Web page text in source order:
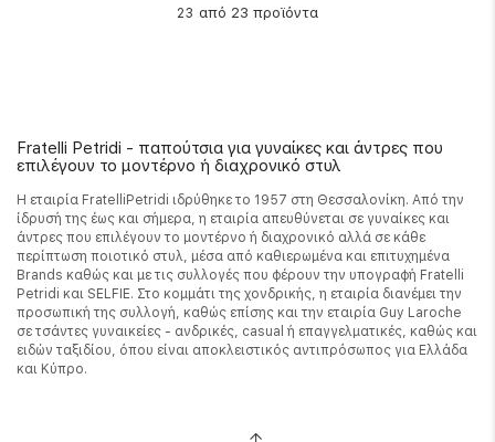
23 από 23 προϊόντα
Fratelli Petridi - παπούτσια για γυναίκες και άντρες που
επιλέγουν το μοντέρνο ή διαχρονικό στυλ
Η εταιρία FratelliPetridi ιδρύθηκε το 1957 στη Θεσσαλονίκη. Από την
ίδρυσή της έως και σήμερα, η εταιρία απευθύνεται σε γυναίκες και
άντρες που επιλέγουν το μοντέρνο ή διαχρονικό αλλά σε κάθε
περίπτωση ποιοτικό στυλ, μέσα από καθιερωμένα και επιτυχημένα
Brands καθώς και με τις συλλογές που φέρουν την υπογραφή Fratelli
Petridi και SELFIE. Στο κομμάτι της χονδρικής, η εταιρία διανέμει την
προσωπική της συλλογή, καθώς επίσης και την εταιρία Guy Laroche
σε τσάντες γυναικείες - ανδρικές, casual ή επαγγελματικές, καθώς και
ειδών ταξιδίου, όπου είναι αποκλειστικός αντιπρόσωπος για Ελλάδα
και Κύπρο.